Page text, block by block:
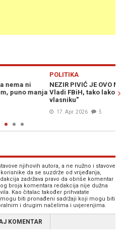
"Najveća odgovornost je na
prodaju Željezare novom
njihovih autora, a ne nužno i stavove
da se suzdrže od vrijeđanja,
zadržava pravo da obriše komentar
broja komentara redakcija nije dužna
Kao čitalac također prihvatate
biti pronađeni sadržaji koji mogu biti
i drugim načelima i uvjerenjima.
KOMENTAR